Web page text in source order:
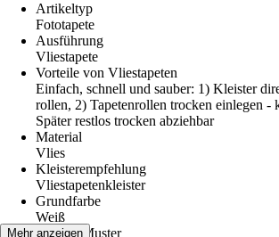
Artikeltyp
Fototapete
Ausführung
Vliestapete
Vorteile von Vliestapeten
Einfach, schnell und sauber: 1) Kleister
rollen, 2) Tapetenrollen trocken einlegen -
Später restlos trocken abziehbar
Material
Vlies
Kleisterempfehlung
Vliestapetenkleister
Grundfarbe
Weiß
Dekor / Muster
Mehr anzeigen